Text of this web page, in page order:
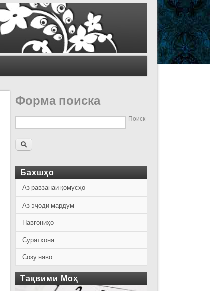
Форма поиска
Поиск
Бахшҳо
Аз равзанаи қомусҳо
Аз эҷоди мардум
Навгониҳо
Суратхона
Созу наво
Тақвими Моҳ